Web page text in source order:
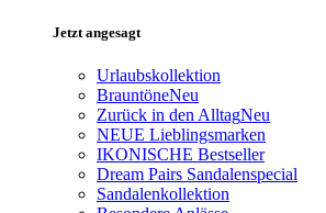
Jetzt angesagt
Urlaubskollektion
BrauntöneNeu
Zurück in den AlltagNeu
NEUE Lieblingsmarken
IKONISCHE Bestseller
Dream Pairs Sandalenspecial
Sandalenkollektion